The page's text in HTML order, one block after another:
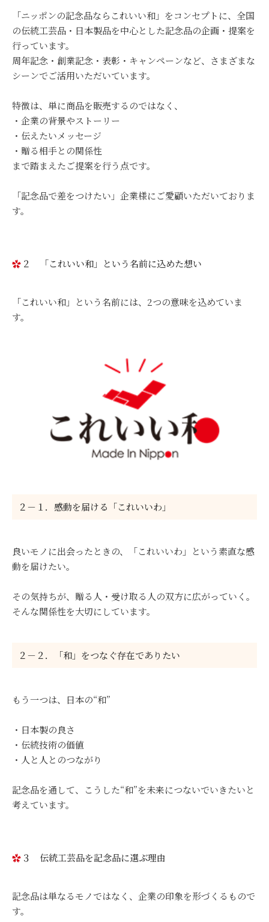
「ニッポンの記念品ならこれいい和」をコンセプトに、全国
の伝統工芸品・日本製品を中心とした記念品の企画・提案を
行っています。
周年記念・創業記念・表彰・キャンペーンなど、さまざまな
シーンでご活用いただいています。
特徴は、単に商品を販売するのではなく、
・企業の背景やストーリー
・伝えたいメッセージ
・贈る相手との関係性
まで踏まえたご提案を行う点です。
「記念品で差をつけたい」企業様にご愛顧いただいておりま
す。
２ 「これいい和」という名前に込めた想い
「これいい和」という名前には、2つの意味を込めていま
す。
２－１．感動を届ける「これいいわ」
良いモノに出会ったときの、「これいいわ」という素直な感
動を届けたい。
その気持ちが、贈る人・受け取る人の双方に広がっていく。
そんな関係性を大切にしています。
２－２．「和」をつなぐ存在でありたい
もう一つは、日本の“和”
・日本製の良さ
・伝統技術の価値
・人と人とのつながり
記念品を通して、こうした“和”を未来につないでいきたいと
考えています。
３ 伝統工芸品を記念品に選ぶ理由
記念品は単なるモノではなく、企業の印象を形づくるもので
す。